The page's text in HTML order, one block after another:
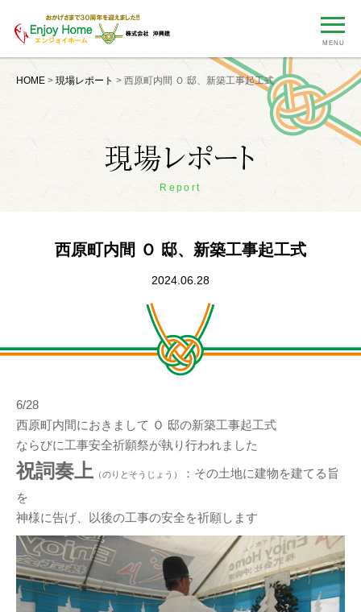
MENU
HOME > 現場レポート > 西原町内間 Ｏ 邸、新築工事起工式
Report
西原町内間 Ｏ 邸、新築工事起工式
2024.06.28
6/28
西原町内間におきまして Ｏ 邸の新築工事起工式
ならびに工事安全祈願祭が執り行われました
祝詞奏上 （のりとそうじょう）
：その土地に建物を建てる旨
を
神様に告げ、以後の工事の安全を祈願します